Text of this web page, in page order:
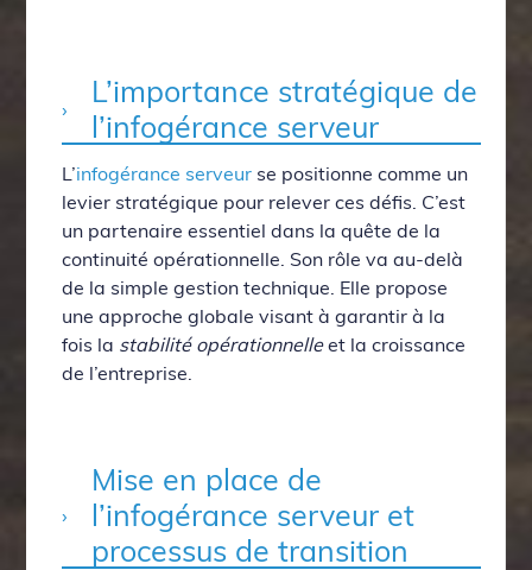
L’importance stratégique de
l’infogérance serveur
L’infogérance serveur se positionne comme un
levier stratégique pour relever ces défis. C’est
un partenaire essentiel dans la quête de la
continuité opérationnelle. Son rôle va au-delà
de la simple gestion technique. Elle propose
une approche globale visant à garantir à la
fois la stabilité opérationnelleet la croissance
de l’entreprise.
Mise en place de
l’infogérance serveur et
processus de transition